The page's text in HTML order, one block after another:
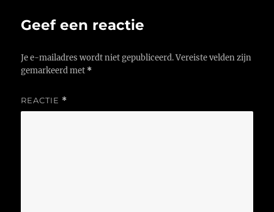
Geef een reactie
Je e-mailadres wordt niet gepubliceerd. Vereiste velden zijn
gemarkeerd met *
REACTIE *